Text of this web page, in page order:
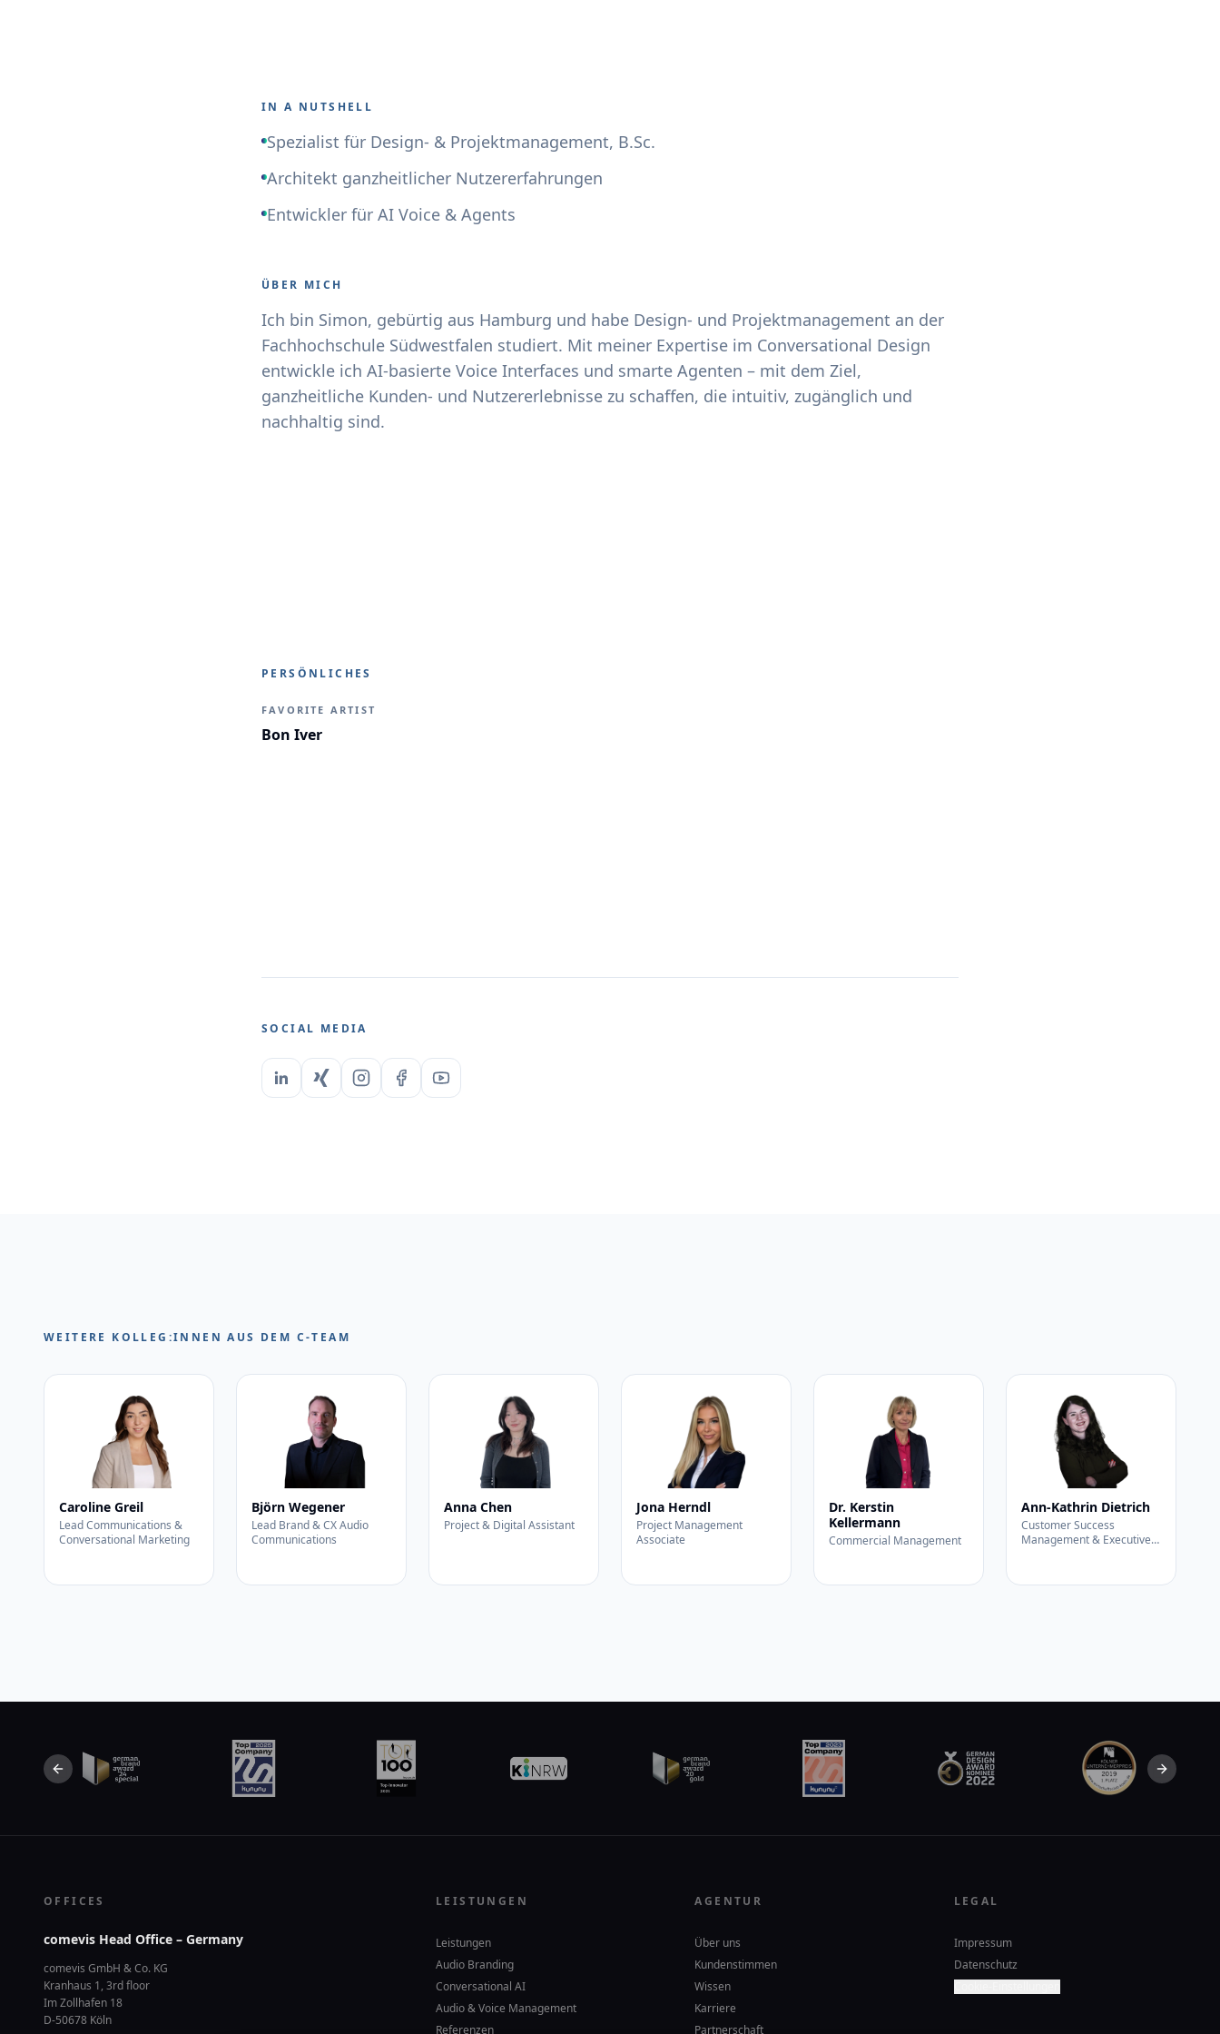
IN A NUTSHELL
Spezialist für Design- & Projektmanagement, B.Sc.
Architekt ganzheitlicher Nutzererfahrungen
Entwickler für AI Voice & Agents
ÜBER MICH
Ich bin Simon, gebürtig aus Hamburg und habe Design- und Projektmanagement an der
Fachhochschule Südwestfalen studiert. Mit meiner Expertise im Conversational Design
entwickle ich AI-basierte Voice Interfaces und smarte Agenten – mit dem Ziel,
ganzheitliche Kunden- und Nutzererlebnisse zu schaffen, die intuitiv, zugänglich und
nachhaltig sind.
PERSÖNLICHES
FAVORITE ARTIST
Bon Iver
SOCIAL MEDIA
WEITERE KOLLEG:INNEN AUS DEM C-TEAM
Caroline Greil
Lead Communications &
Conversational Marketing
Björn Wegener
Lead Brand & CX Audio
Communications
Anna Chen
Project & Digital Assistant
Jona Herndl
Project Management
Associate
Dr. Kerstin
Kellermann
Commercial Management
Ann-Kathrin Dietrich
Customer Success
Management & Executive
Previous slide Next
OFFICES
comevis Head Office – Germany
comevis GmbH & Co. KG
Kranhaus 1, 3rd floor
Im Zollhafen 18
D-50678 Köln
LEISTUNGEN
Leistungen
Audio Branding
Conversational AI
Audio & Voice Management
Referenzen
AGENTUR
Über uns
Kundenstimmen
Wissen
Karriere
Partnerschaft
LEGAL
Impressum
Datenschutz